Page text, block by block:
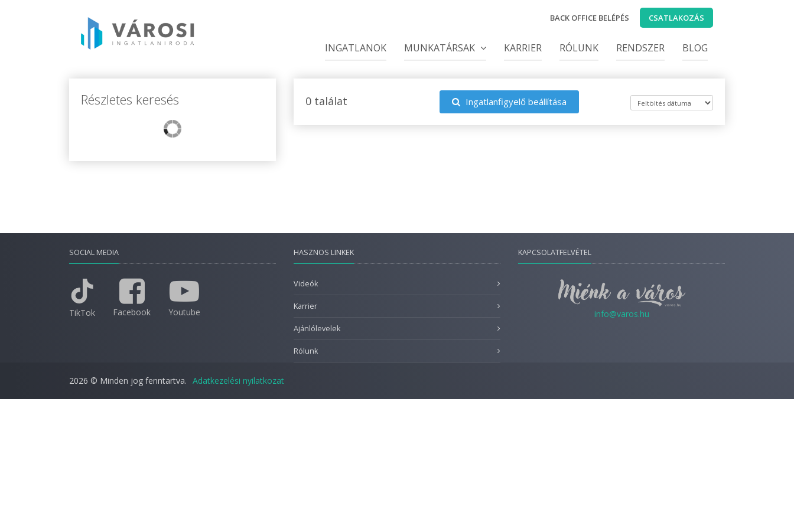
BACK OFFICE BELÉPÉS CSATLAKOZÁS
INGATLANOK MUNKATÁRSAK KARRIER RÓLUNK RENDSZER BLOG
Részletes keresés 0 találat Ingatlanfigyelő beállítása
SOCIAL MEDIA
TikTok Facebook Youtube
HASZNOS LINKEK
Videók
Karrier
Ajánlólevelek
Rólunk
KAPCSOLATFELVÉTEL
info@varos.hu
2026 © Minden jog fenntartva. Adatkezelési nyilatkozat